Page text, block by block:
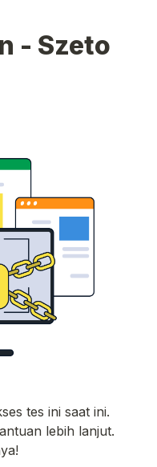
- Szeto
tes ini saat ini.